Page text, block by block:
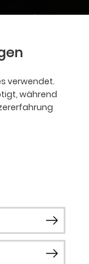
verwendet.
während